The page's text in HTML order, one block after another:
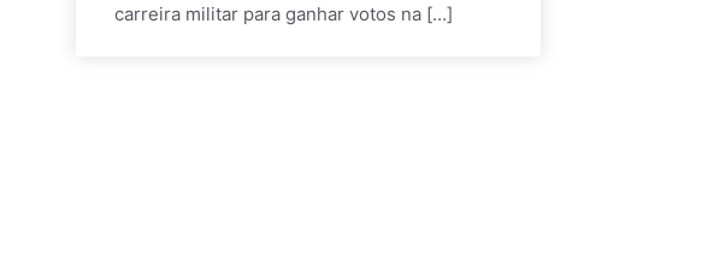
carreira militar para ganhar votos na […]